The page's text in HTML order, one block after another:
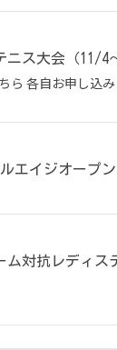
ニス大会（11/4
各自お申し込み
エイジオープン
対抗レディス